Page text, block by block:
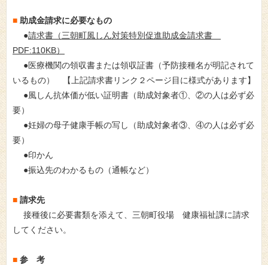
■ 助成金請求に必要なもの
●請求書（三朝町風しん対策特別促進助成金請求書
PDF:110KB）
●医療機関の領収書または領収証書（予防接種名が明記されて
いるもの） 【上記請求書リンク２ページ目に様式があります】
●風しん抗体価が低い証明書（助成対象者①、②の人は必ず必
要）
●妊婦の母子健康手帳の写し（助成対象者③、④の人は必ず必
要）
●印かん
●振込先のわかるもの（通帳など）
■ 請求先
接種後に必要書類を添えて、三朝町役場 健康福祉課に請求
してください。
■ 参 考